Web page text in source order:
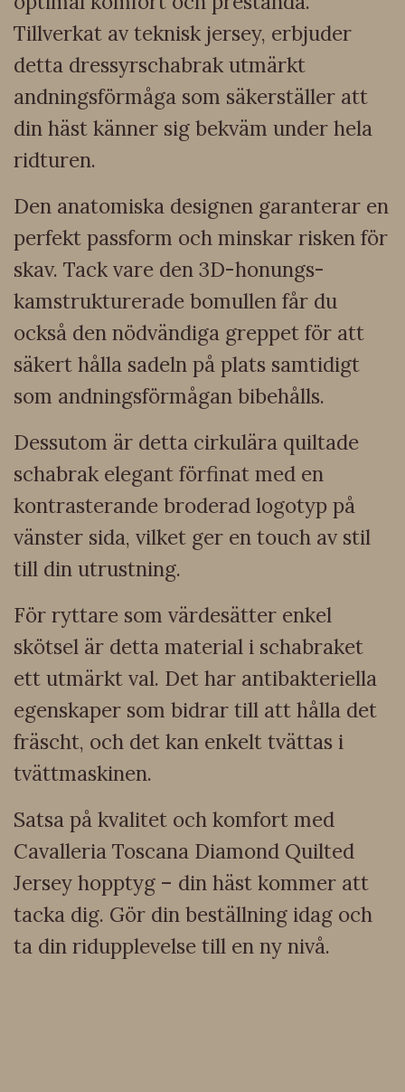
Tillverkat av teknisk jersey, erbjuder
detta dressyrschabrak utmärkt
andningsförmåga som säkerställer att
din häst känner sig bekväm under hela
ridturen.
Den anatomiska designen garanterar en
perfekt passform och minskar risken för
skav. Tack vare den 3D-honungs-
kamstrukturerade bomullen får du
också den nödvändiga greppet för att
säkert hålla sadeln på plats samtidigt
som andningsförmågan bibehålls.
Dessutom är detta cirkulära quiltade
schabrak elegant förfinat med en
kontrasterande broderad logotyp på
vänster sida, vilket ger en touch av stil
till din utrustning.
För ryttare som värdesätter enkel
skötsel är detta material i schabraket
ett utmärkt val. Det har antibakteriella
egenskaper som bidrar till att hålla det
fräscht, och det kan enkelt tvättas i
tvättmaskinen.
Satsa på kvalitet och komfort med
Cavalleria Toscana Diamond Quilted
Jersey hopptyg – din häst kommer att
tacka dig. Gör din beställning idag och
ta din ridupplevelse till en ny nivå.